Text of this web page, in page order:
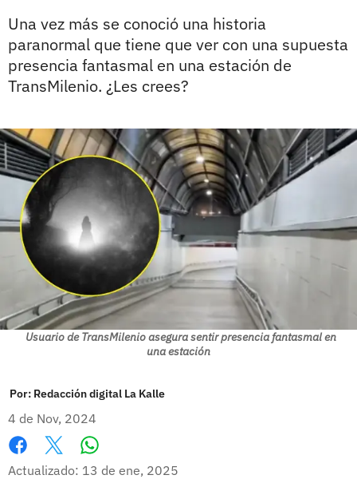
Una vez más se conoció una historia
paranormal que tiene que ver con una supuesta
presencia fantasmal en una estación de
TransMilenio. ¿Les crees?
Usuario de TransMilenio asegura sentir presencia fantasmal en
una estación
Por: Redacción digital La Kalle
4 de Nov, 2024
Facebook
X
Actualizado: 13 de ene, 2025